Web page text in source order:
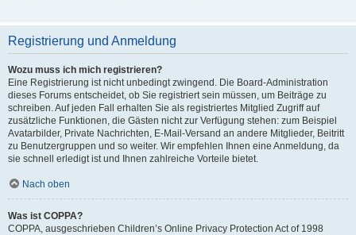
Registrierung und Anmeldung
Wozu muss ich mich registrieren?
Eine Registrierung ist nicht unbedingt zwingend. Die Board-Administration
dieses Forums entscheidet, ob Sie registriert sein müssen, um Beiträge zu
schreiben. Auf jeden Fall erhalten Sie als registriertes Mitglied Zugriff auf
zusätzliche Funktionen, die Gästen nicht zur Verfügung stehen: zum Beispiel
Avatarbilder, Private Nachrichten, E-Mail-Versand an andere Mitglieder, Beitritt
zu Benutzergruppen und so weiter. Wir empfehlen Ihnen eine Anmeldung, da
sie schnell erledigt ist und Ihnen zahlreiche Vorteile bietet.
Nach oben
Was ist COPPA?
COPPA, ausgeschrieben Children’s Online Privacy Protection Act of 1998